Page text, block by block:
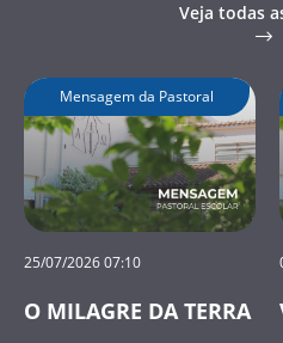
Veja todas
Mensagem da Pastoral
25/07/2026 07:10
O MILAGRE DA TERRA